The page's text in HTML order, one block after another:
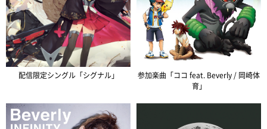
配信限定シングル「シグナル」
参加楽曲「ココ feat. Beverly / 岡崎体
育」